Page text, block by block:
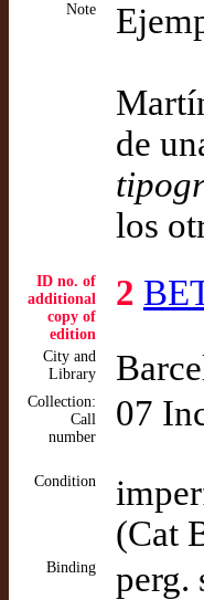
Note
de
los
ID no. of
additional
copy of
edition
2
City and
Library
Collection:
Call
number
07
Condition
(Cat
Binding perg.